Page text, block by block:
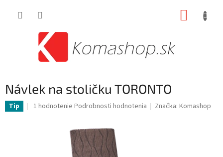
Návlek na stoličku TORONTO
Tip
Priemerné
1 hodnotenie Podrobnosti hodnotenia Značka:Komashop